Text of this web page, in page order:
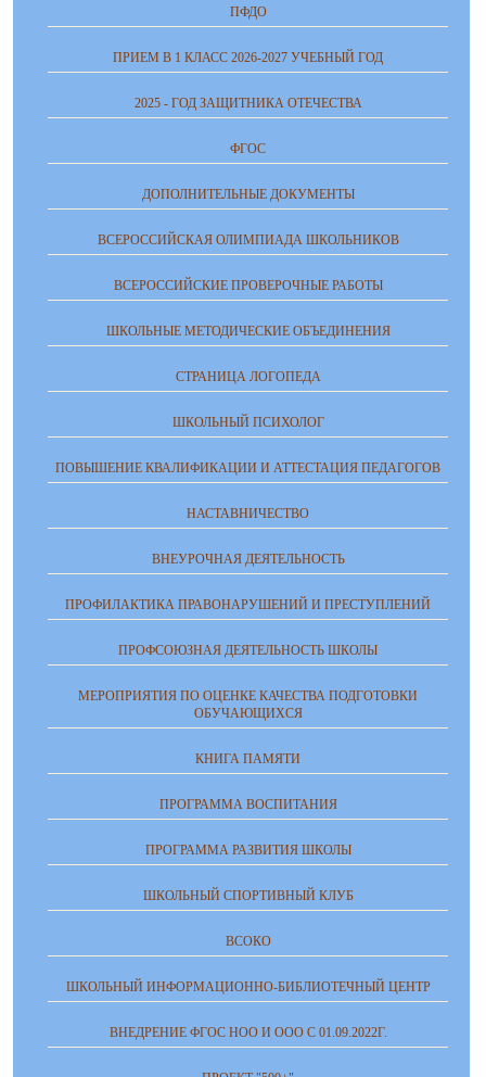
ПФДО
ПРИЕМ В 1 КЛАСС 2026-2027 УЧЕБНЫЙ ГОД
2025 - ГОД ЗАЩИТНИКА ОТЕЧЕСТВА
ФГОС
ДОПОЛНИТЕЛЬНЫЕ ДОКУМЕНТЫ
ВСЕРОССИЙСКАЯ ОЛИМПИАДА ШКОЛЬНИКОВ
ВСЕРОССИЙСКИЕ ПРОВЕРОЧНЫЕ РАБОТЫ
ШКОЛЬНЫЕ МЕТОДИЧЕСКИЕ ОБЪЕДИНЕНИЯ
СТРАНИЦА ЛОГОПЕДА
ШКОЛЬНЫЙ ПСИХОЛОГ
ПОВЫШЕНИЕ КВАЛИФИКАЦИИ И АТТЕСТАЦИЯ ПЕДАГОГОВ
НАСТАВНИЧЕСТВО
ВНЕУРОЧНАЯ ДЕЯТЕЛЬНОСТЬ
ПРОФИЛАКТИКА ПРАВОНАРУШЕНИЙ И ПРЕСТУПЛЕНИЙ
ПРОФСОЮЗНАЯ ДЕЯТЕЛЬНОСТЬ ШКОЛЫ
МЕРОПРИЯТИЯ ПО ОЦЕНКЕ КАЧЕСТВА ПОДГОТОВКИ
ОБУЧАЮЩИХСЯ
КНИГА ПАМЯТИ
ПРОГРАММА ВОСПИТАНИЯ
ПРОГРАММА РАЗВИТИЯ ШКОЛЫ
ШКОЛЬНЫЙ СПОРТИВНЫЙ КЛУБ
ВСОКО
ШКОЛЬНЫЙ ИНФОРМАЦИОННО-БИБЛИОТЕЧНЫЙ ЦЕНТР
ВНЕДРЕНИЕ ФГОС НОО И ООО С 01.09.2022Г.